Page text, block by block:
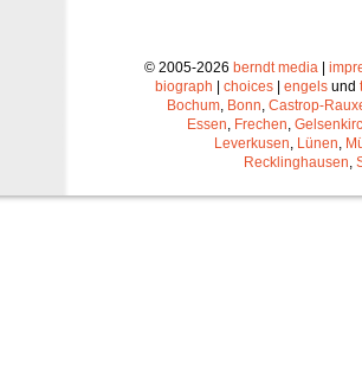
© 2005-2026 berndt media|
biograph
choices engels und
Bochum, Bonn, Castrop-
Essen, Frechen,
Leverkusen, Lünen,
Recklinghausen,